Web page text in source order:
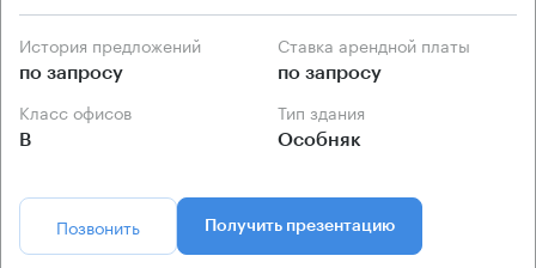
История предложений
по запросу
Ставка арендной платы
по запросу
Класс офисов
B
Тип здания
Особняк
Позвонить Получить презентацию